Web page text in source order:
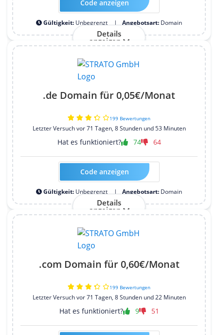
Kein Code erforderlich
Code anzeigen
Gültigkeit: Unbegrenzt Angebotsart: Domain
Details
anzeigen
.de Domain für 0,05€/Monat
199 Bewertungen
Letzter Versuch vor 71 Tagen, 8 Stunden und 53 Minuten
Hat es funktioniert? 74 64
Kein Code erforderlich
Code anzeigen
Gültigkeit: Unbegrenzt Angebotsart: Domain
Details
anzeigen
.com Domain für 0,60€/Monat
199 Bewertungen
Letzter Versuch vor 71 Tagen, 8 Stunden und 22 Minuten
Hat es funktioniert? 9 51